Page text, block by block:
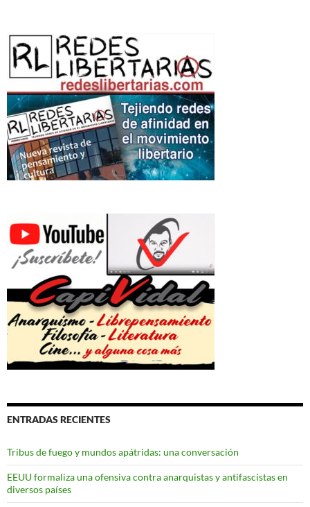
ENTRADAS RECIENTES
Tribus de fuego y mundos apátridas: una conversación
EEUU formaliza una ofensiva contra anarquistas y antifascistas en
diversos países